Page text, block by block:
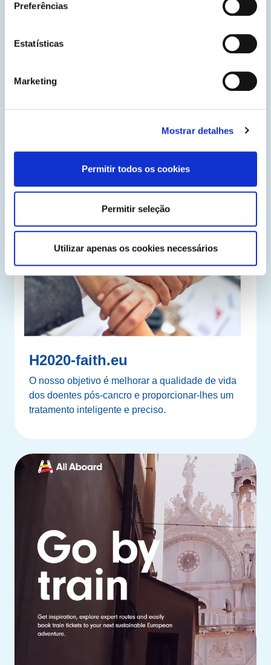
Preferências
Estatísticas
Marketing
Mostrar detalhes
Permitir todos os cookies
Permitir seleção
Utilizar apenas os cookies necessários
H2020-faith.eu
O nosso objetivo é melhorar a qualidade de vida
dos doentes pós-cancro e proporcionar-lhes um
tratamento inteligente e preciso.